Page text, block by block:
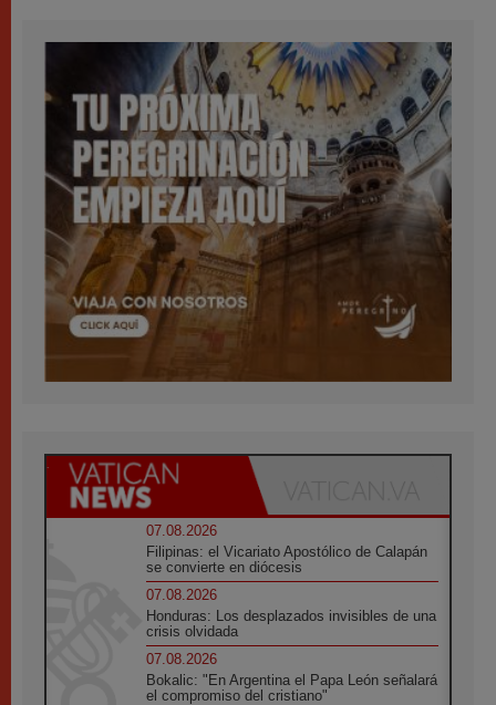
07.08.2026
Filipinas: el Vicariato Apostólico de Calapán
se convierte en diócesis
07.08.2026
Honduras: Los desplazados invisibles de una
crisis olvidada
07.08.2026
Bokalic: "En Argentina el Papa León señalará
el compromiso del cristiano"